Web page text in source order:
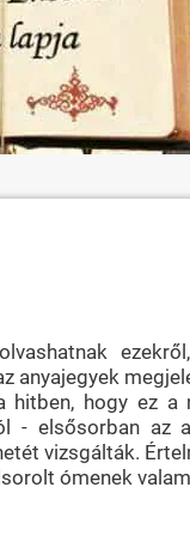
hogy ez a
- elsősorban
vizsgálták.
ómenek